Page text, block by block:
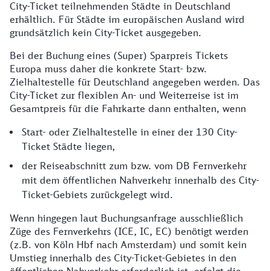
City-Ticket teilnehmenden Städte in Deutschland
erhältlich. Für Städte im europäischen Ausland wird
grundsätzlich kein City-Ticket ausgegeben.
Bei der Buchung eines (Super) Sparpreis Tickets
Europa muss daher die konkrete Start- bzw.
Zielhaltestelle für Deutschland angegeben werden. Das
City-Ticket zur flexiblen An- und Weiterreise ist im
Gesamtpreis für die Fahrkarte dann enthalten, wenn
Start- oder Zielhaltestelle in einer der 130 City-
Ticket Städte liegen,
der Reiseabschnitt zum bzw. vom DB Fernverkehr
mit dem öffentlichen Nahverkehr innerhalb des City-
Ticket-Gebiets zurückgelegt wird.
Wenn hingegen laut Buchungsanfrage ausschließlich
Züge des Fernverkehrs (ICE, IC, EC) benötigt werden
(z.B. von Köln Hbf nach Amsterdam) und somit kein
Umstieg innerhalb des City-Ticket-Gebietes in den